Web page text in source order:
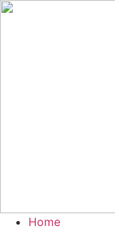
Ir
Home